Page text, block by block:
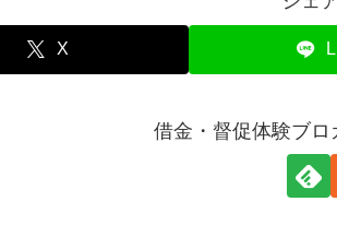
X
借金・督促体験ブ